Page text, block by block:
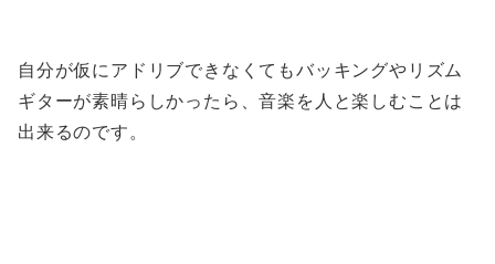
自分が仮にアドリブできなくてもバッキングやリズム
ギターが素晴らしかったら、音楽を人と楽しむことは
出来るのです。